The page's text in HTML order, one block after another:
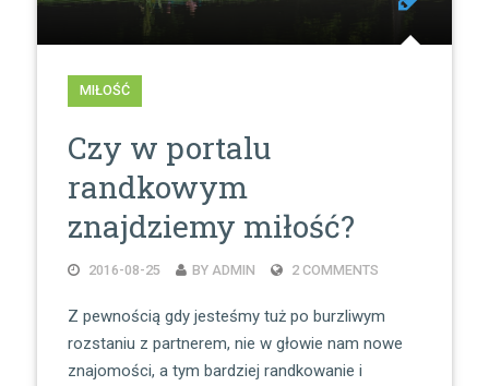
MIŁOŚĆ
Czy w portalu
randkowym
znajdziemy miłość?
2016-08-25 BY ADMIN 2 COMMENTS
Z pewnością gdy jesteśmy tuż po burzliwym
rozstaniu z partnerem, nie w głowie nam nowe
znajomości, a tym bardziej randkowanie i